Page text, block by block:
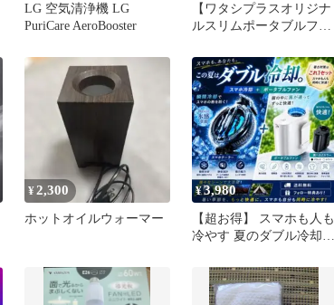
LG 空気清浄機 LG
PuriCare AeroBooster
【ワタシプラスオリジナ
ルスリムポータブルファ
¥2,300
ホットオイルウォーマー
¥3,980
【超お得】 スマホも人も
冷やす 夏のダブル冷却セ